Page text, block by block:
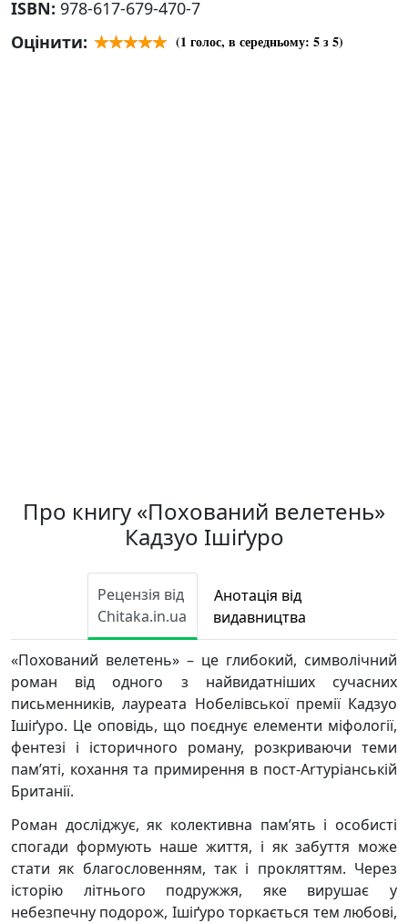
ISBN: 978-617-679-470-7
Оцінити:
(1 голос, в середньому: 5з 5)
Про книгу «Похований велетень»
Кадзуо Ішіґуро
Рецензія від
Chitaka.in.ua
Анотація від
видавництва
«Похований велетень» – це глибокий, символічний
роман від одного з найвидатніших сучасних
письменників, лауреата Нобелівської премії Кадзуо
Ішіґуро. Це оповідь, що поєднує елементи міфології,
фентезі і історичного роману, розкриваючи теми
пам’яті, кохання та примирення в пост-Arтуріанській
Британії.
Роман досліджує, як колективна пам’ять і особисті
спогади формують наше життя, і як забуття може
стати як благословенням, так і прокляттям. Через
історію літнього подружжя, яке вирушає у
небезпечну подорож, Ішіґуро торкається тем любові,